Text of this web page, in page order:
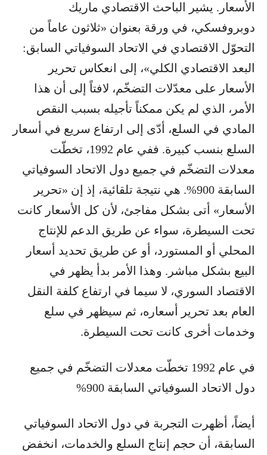
الأسعار. يشير الباحث الاقتصادي ماريك
دوبروفسكي، في ورقة بعنوان «ثلاثون عاماً من
التحوّل الاقتصادي في الاتحاد السوفياتي السابق:
البعد الاقتصادي الكلي»، إلى انعكاس تحرير
الأسعار على معدّلات التضخّم، لافتاً إلى أن هذا
الأمر، الذي لم يكن ممكناً تأجيله بسبب النقص
المادي في السلع، أدّى إلى ارتفاع سريع في أسعار
السلع بنسب كبيرة. ففي عام 1992، تخطّت
معدلات التضخّم في جميع دول الاتحاد السوفياتي
السابقة 900%. هي نتيجة تلقائية، إذ إن «تحرير
الأسعار» أتى بشكل مفاجئ، لأن كل الأسعار كانت
تحت السيطرة، سواء عن طريق الدعم للإنتاج
المحلي أو المستورد، أو عن طريق تحديد أسعار
البيع بشكل مباشر. وهذا الأمر بدأ يظهر في
الاقتصاد السوري، لا سيما في ارتفاع كلفة النقل
العام بعد تحرير أسعاره، ثم سيظهر في سلع
وخدمات أخرى كانت تحت السيطرة.
في عام 1992 تخطّت معدلات التضخّم في جميع
دول الاتحاد السوفياتي السابقة 900%
أيضاً، أظهرت التجربة في دول الاتحاد السوفياتي
السابقة، أن حجم إنتاج السلع والخدمات، انخفض